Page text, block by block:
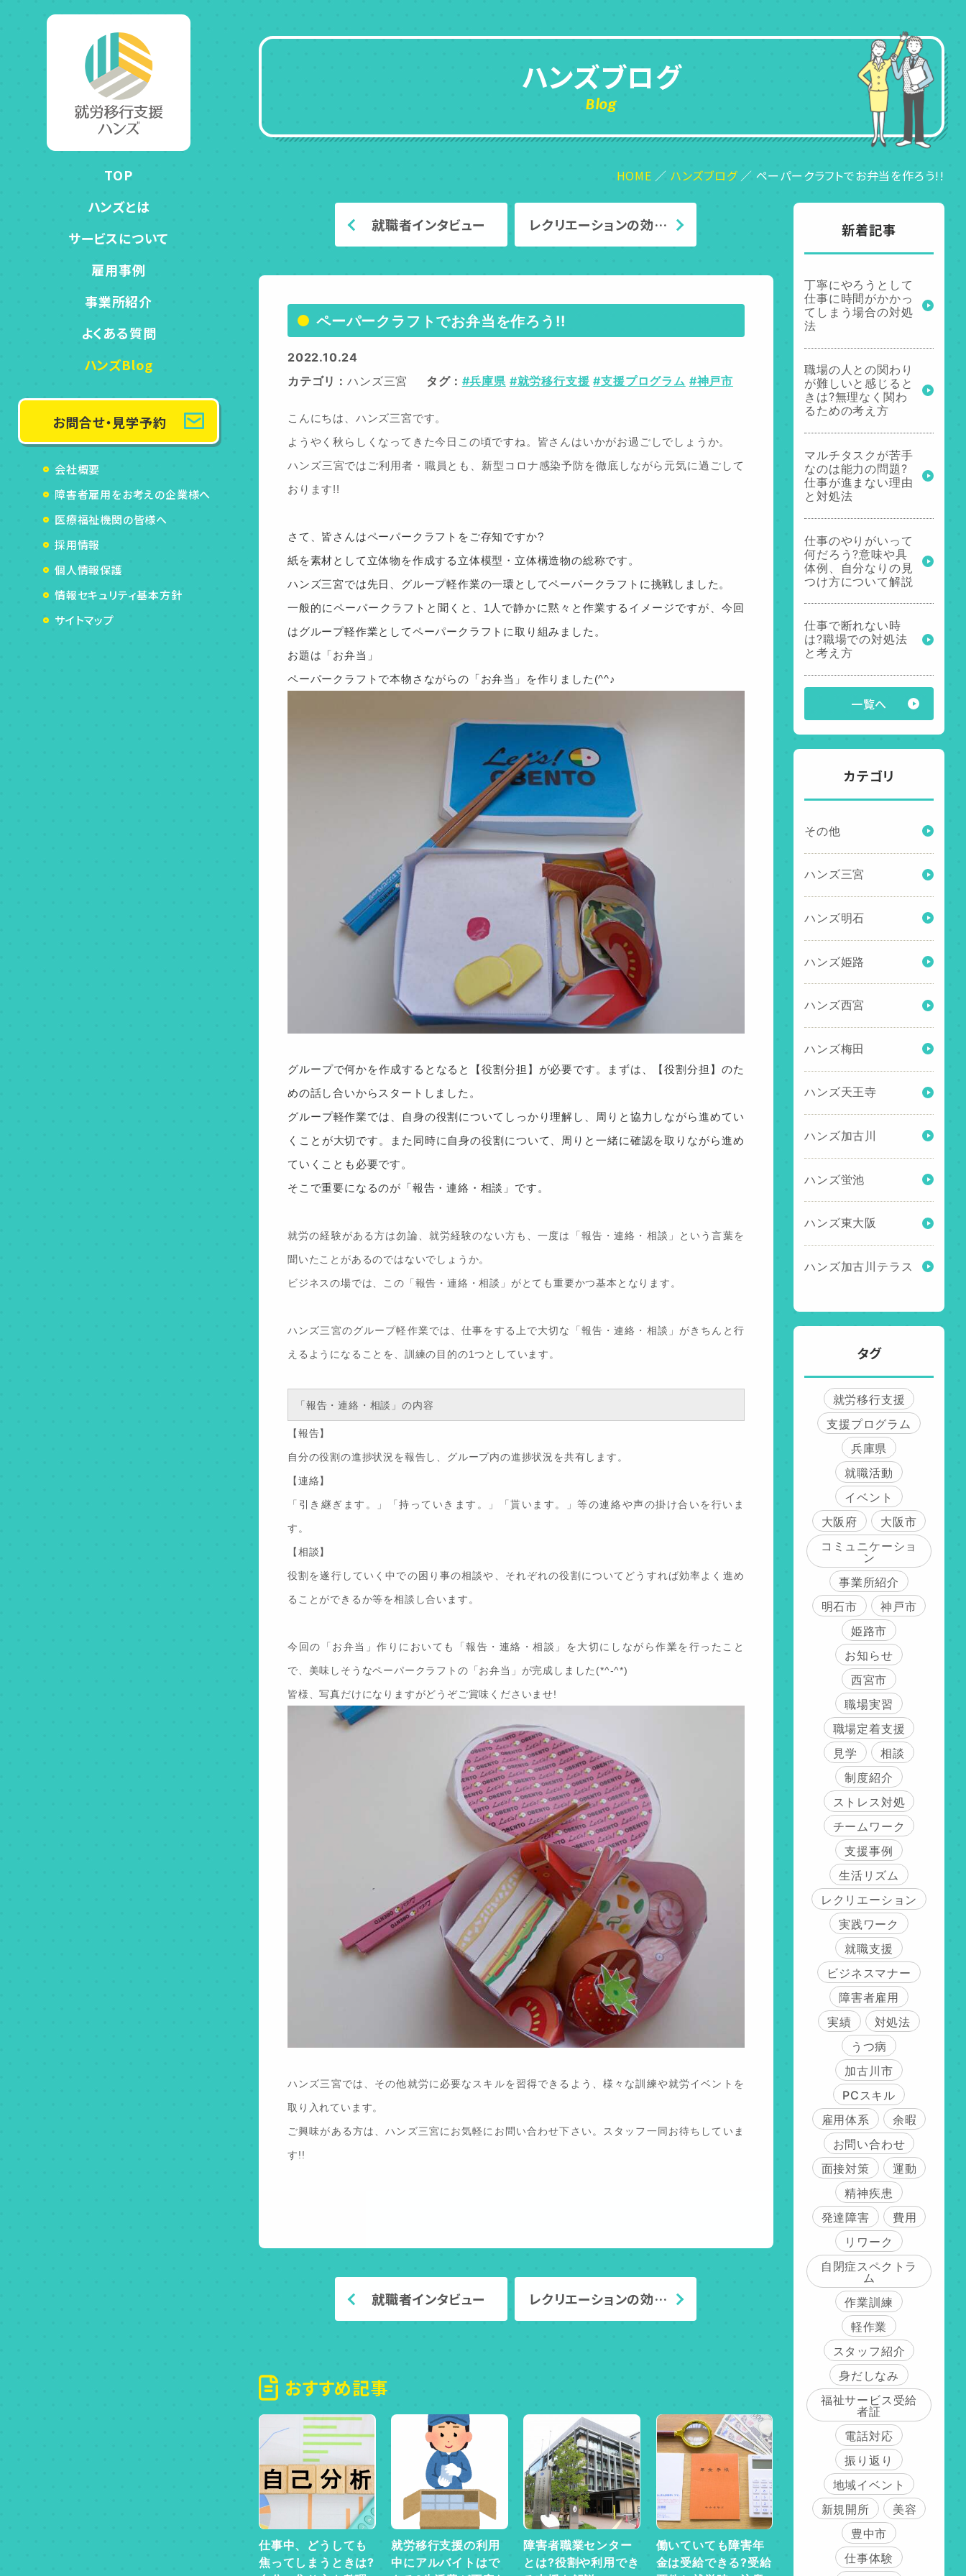
TOP
ハンズとは
サービスについて
雇用事例
事業所紹介
よくある質問
ハンズBlog
お問合せ・見学予約
会社概要
障害者雇用をお考えの企業様へ
医療福祉機関の皆様へ
採用情報
個人情報保護
情報セキュリティ基本方針
サイトマップ
ハンズブログ
Blog
HOME ハンズブログ ペーパークラフトでお弁当を作ろう!!
就職者インタビュー レクリエーションの効…
ペーパークラフトでお弁当を作ろう!!
2022.10.24
カテゴリ
ハンズ三宮 タグ #兵庫県 #就労移行支援 #支援プログラム #神戸市
こんにちは、ハンズ三宮です。
ようやく秋らしくなってきた今日この頃ですね。皆さんはいかがお過ごしでしょうか。
ハンズ三宮ではご利用者・職員とも、新型コロナ感染予防を徹底しながら元気に過ごして
おります!!
さて、皆さんはペーパークラフトをご存知ですか?
紙を素材として立体物を作成する立体模型・立体構造物の総称です。
ハンズ三宮では先日、グループ軽作業の一環としてペーパークラフトに挑戦しました。
一般的にペーパークラフトと聞くと、1人で静かに黙々と作業するイメージですが、今回
はグループ軽作業としてペーパークラフトに取り組みました。
お題は「お弁当」
ペーパークラフトで本物さながらの「お弁当」を作りました (^^♪
グループで何かを作成するとなると【役割分担】が必要です。まずは、【役割分担】のた
めの話し合いからスタートしました。
グループ軽作業では、自身の役割についてしっかり理解し、周りと協力しながら進めてい
くことが大切です。また同時に自身の役割について、周りと一緒に確認を取りながら進め
ていくことも必要です。
そこで重要になるのが「報告・連絡・相談」です。
就労の経験がある方は勿論、就労経験のない方も、一度は「報告・連絡・相談」という言葉を
聞いたことがあるのではないでしょうか。
ビジネスの場では、この「報告・連絡・相談」がとても重要かつ基本となります。
ハンズ三宮のグループ軽作業では、仕事をする上で大切な「報告・連絡・相談」がきちんと行
えるようになることを、訓練の目的の1つとしています。
「報告・連絡・相談」の内容
【報告】
自分の役割の進捗状況を報告し、グループ内の進捗状況を共有します。
【連絡】
「引き継ぎます。」「持っていきます。」「貰います。」等の連絡や声の掛け合いを行いま
す。
【相談】
役割を遂行していく中での困り事の相談や、それぞれの役割についてどうすれば効率よく進め
ることができるか等を相談し合います。
今回の「お弁当」作りにおいても「報告・連絡・相談」を大切にしながら作業を行ったこと
で、美味しそうなペーパークラフトの「お弁当」が完成しました (*^-^*)
皆様、写真だけになりますがどうぞご賞味くださいませ!
ハンズ三宮では、その他就労に必要なスキルを習得できるよう、様々な訓練や就労イベントを
取り入れています。
ご興味がある方は、ハンズ三宮にお気軽にお問い合わせ下さい。スタッフ一同お待ちしていま
す!!
就職者インタビュー レクリエーションの効…
おすすめ記事
仕事中、どうしても
焦ってしまうときは?
就労移行支援の利用
中にアルバイトはで
障害者職業センター
とは?役割や利用でき
働いていても障害年
金は受給できる?受給
新着記事
丁寧にやろうとして
仕事に時間がかかっ
てしまう場合の対処
法
職場の人との関わり
が難しいと感じると
きは?無理なく関わ
るための考え方
マルチタスクが苦手
なのは能力の問題?
仕事が進まない理由
と対処法
仕事のやりがいって
何だろう?意味や具
体例、自分なりの見
つけ方について解説
仕事で断れない時
は?職場での対処法
と考え方
一覧へ
カテゴリ
その他
ハンズ三宮
ハンズ明石
ハンズ姫路
ハンズ西宮
ハンズ梅田
ハンズ天王寺
ハンズ加古川
ハンズ蛍池
ハンズ東大阪
ハンズ加古川テラス
タグ
就労移行支援
支援プログラム
兵庫県
就職活動
イベント
大阪府
大阪市
コミュニケーショ
ン
事業所紹介
明石市
神戸市
姫路市
お知らせ
西宮市
職場実習
職場定着支援
見学
相談
制度紹介
ストレス対処
チームワーク
支援事例
生活リズム
レクリエーション
実践ワーク
就職支援
ビジネスマナー
障害者雇用
実績
対処法
うつ病
加古川市
PCスキル
雇用体系
余暇
お問い合わせ
面接対策
運動
精神疾患
発達障害
費用
リワーク
自閉症スペクトラ
ム
作業訓練
軽作業
スタッフ紹介
身だしなみ
福祉サービス受給
者証
電話対応
振り返り
地域イベント
新規開所
美容
豊中市
仕事体験